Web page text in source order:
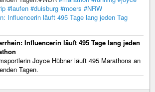
#laufen #duisburg #moers #NRW
Influencerin läuft 495 Tage lang jeden Tag
Influencerin läuft 495 Tage lang jeden
Joyce Hübner läuft 495 Marathons an
Tagen.